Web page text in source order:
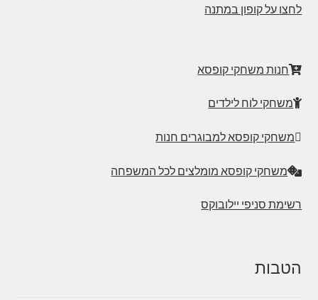
לחצו על קופון במתנה
חנות משחקי קופסא
משחקי לוח לילדים
משחקי קופסא למבוגרים חנות
משחקי קופסא מומלצים לכל המשפחה
רשימת סניפי יילובוקס
הטבות